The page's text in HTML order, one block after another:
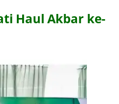
Haul Akbar ke-